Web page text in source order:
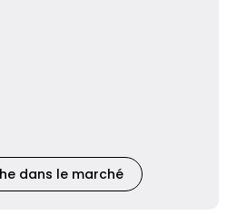
dans le marché